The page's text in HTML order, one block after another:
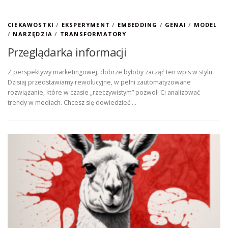
CIEKAWOSTKI / EKSPERYMENT / EMBEDDING / GENAI / MODEL
/ NARZĘDZIA / TRANSFORMATORY
Przeglądarka informacji
Z perspektywy marketingowej, dobrze byłoby zacząć ten wpis w stylu:
Dzisiaj przedstawiamy rewolucyjne, w pełni zautomatyzowane
rozwiązanie, które w czasie „rzeczywistym” pozwoli Ci analizować
trendy w mediach. Chcesz się dowiedzieć …